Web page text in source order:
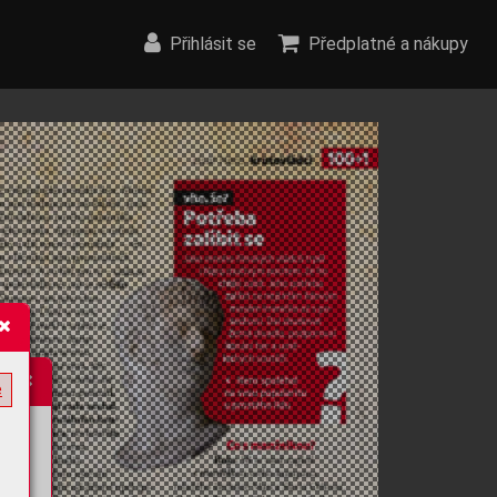
Přihlásit se Předplatné a nákupy